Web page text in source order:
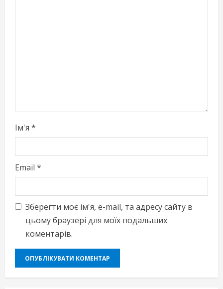
Ім'я *
Email *
Зберегти моє ім'я, e-mail, та адресу сайту в
цьому браузері для моїх подальших
коментарів.